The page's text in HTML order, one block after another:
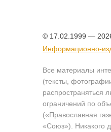
© 17.02.1999 —
Информационно-
Все материалы
(тексты,
распространяться
ограничений по
(«Православная
«Союз»). Никакого